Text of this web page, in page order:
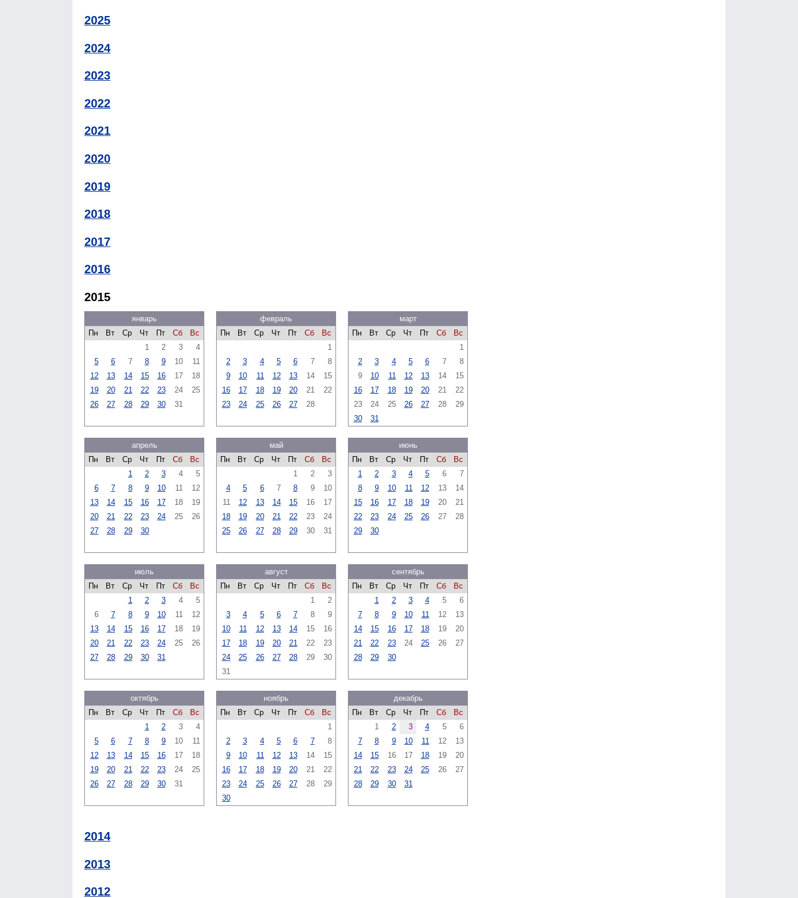
2025
2024
2023
2022
2021
2020
2019
2018
2017
2016
2015
январь
Пн
Вт Ср Чт Пт Сб
Вс
1
2 3
4
5
6 7 8 9 10
11
12
13 14 15 16 17
18
19
20 21 22 23 24
25
26
27 28 29 30 31
февраль
Пн
Вт Ср Чт Пт Сб
Вс
1
2
3 4 5 6 7
8
9
10 11 12 13 14
15
16
17 18 19 20 21
22
23
24 25 26 27 28
март
Пн
Вт Ср Чт Пт Сб
Вс
1
2
3 4 5 6 7
8
9
10 11 12 13 14
15
16
17 18 19 20 21
22
23
24 25 26 27 28
29
30
31
апрель
Пн
Вт Ср Чт Пт Сб
Вс
1
2 3 4
5
6
7 8 9 10 11
12
13
14 15 16 17 18
19
20
21 22 23 24 25
26
27
28 29 30
май
Пн
Вт Ср Чт Пт Сб
Вс
1
2
3
4
5 6 7 8 9
10
11
12 13 14 15 16
17
18
19 20 21 22 23
24
25
26 27 28 29 30 31
июнь
Пн
Вт Ср Чт Пт Сб
Вс
1
2 3 4 5 6
7
8
9 10 11 12 13
14
15
16 17 18 19 20
21
22
23 24 25 26 27
28
29
30
июль
Пн
Вт Ср Чт Пт Сб
Вс
1
2 3 4
5
6
7 8 9 10 11
12
13
14 15 16 17 18
19
20
21 22 23 24 25
26
27
28 29 30 31
август
Пн
Вт Ср Чт Пт Сб
Вс
1
2
3
4 5 6 7 8
9
10
11 12 13 14 15
16
17
18 19 20 21 22
23
24
25 26 27 28 29
30
31
сентябрь
Пн
Вт Ср Чт Пт Сб
Вс
1
2 3 4 5
6
7
8 9 10 11 12
13
14
15 16 17 18 19
20
21
22 23 24 25 26
27
28
29 30
октябрь
Пн
Вт Ср Чт Пт Сб
Вс
1
2 3
4
5
6 7 8 9 10
11
12
13 14 15 16 17
18
19
20 21 22 23 24
25
26
27 28 29 30 31
ноябрь
Пн
Вт Ср Чт Пт Сб
Вс
1
2
3 4 5 6 7
8
9
10 11 12 13 14
15
16
17 18 19 20 21
22
23
24 25 26 27 28
29
30
декабрь
Пн
Вт Ср Чт Пт Сб
Вс
1
2 3 4 5
6
7
8 9 10 11 12
13
14
15 16 17 18 19
20
21
22 23 24 25 26
27
28
29 30 31
2014
2013
2012